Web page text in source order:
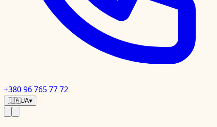
+380 96 765 77 72
🇺🇦UA▾